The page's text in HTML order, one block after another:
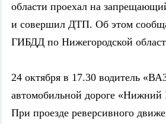
области проехал на
и совершил ДТП. Об этом
ГИБДД по Нижегородской
24 октября в 17.30 водитель
автомобильной дороге «Нижний
При проезде реверсивного